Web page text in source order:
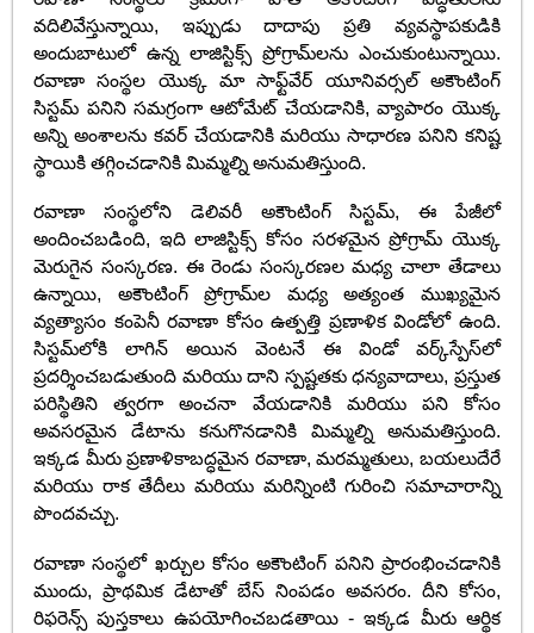
వదిలివేస్తున్నాయి, ఇప్పుడు దాదాపు ప్రతి వ్యవస్థాపకుడికి
అందుబాటులో ఉన్న లాజిస్టిక్స్ ప్రోగ్రామ్‌లను ఎంచుకుంటున్నాయి.
రవాణా సంస్థల యొక్క మా సాఫ్ట్‌వేర్ యూనివర్సల్ అకౌంటింగ్
సిస్టమ్ పనిని సమగ్రంగా ఆటోమేట్ చేయడానికి, వ్యాపారం యొక్క
అన్ని అంశాలను కవర్ చేయడానికి మరియు సాధారణ పనిని కనిష్ట
స్థాయికి తగ్గించడానికి మిమ్మల్ని అనుమతిస్తుంది.
రవాణా సంస్థలోని డెలివరీ అకౌంటింగ్ సిస్టమ్, ఈ పేజీలో
అందించబడింది, ఇది లాజిస్టిక్స్ కోసం సరళమైన ప్రోగ్రామ్ యొక్క
మెరుగైన సంస్కరణ. ఈ రెండు సంస్కరణల మధ్య చాలా తేడాలు
ఉన్నాయి, అకౌంటింగ్ ప్రోగ్రామ్‌ల మధ్య అత్యంత ముఖ్యమైన
వ్యత్యాసం కంపెనీ రవాణా కోసం ఉత్పత్తి ప్రణాళిక విండోలో ఉంది.
సిస్టమ్‌లోకి లాగిన్ అయిన వెంటనే ఈ విండో వర్క్‌స్పేస్‌లో
ప్రదర్శించబడుతుంది మరియు దాని స్పష్టతకు ధన్యవాదాలు, ప్రస్తుత
పరిస్థితిని త్వరగా అంచనా వేయడానికి మరియు పని కోసం
అవసరమైన డేటాను కనుగొనడానికి మిమ్మల్ని అనుమతిస్తుంది.
ఇక్కడ మీరు ప్రణాళికాబద్ధమైన రవాణా, మరమ్మతులు, బయలుదేరే
మరియు రాక తేదీలు మరియు మరిన్నింటి గురించి సమాచారాన్ని
పొందవచ్చు.
రవాణా సంస్థలో ఖర్చుల కోసం అకౌంటింగ్ పనిని ప్రారంభించడానికి
ముందు, ప్రాథమిక డేటాతో బేస్ నింపడం అవసరం. దీని కోసం,
రిఫరెన్స్ పుస్తకాలు ఉపయోగించబడతాయి - ఇక్కడ మీరు ఆర్థిక